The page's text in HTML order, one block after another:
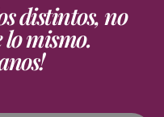
distintos, no
lo mismo.